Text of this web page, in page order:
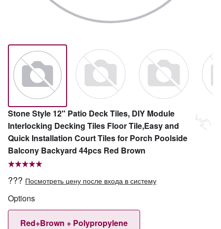
Stone Style 12" Patio Deck Tiles, DIY Module
Interlocking Decking Tiles Floor Tile,Easy and
Quick Installation Court Tiles for Porch Poolside
Balcony Backyard 44pcs Red Brown
??? Посмотреть цену после входа в систему
Options
Red+Brown + Polypropylene